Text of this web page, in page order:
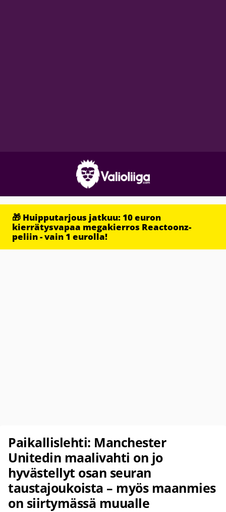
🎁 Huipputarjous jatkuu: 10 euron
kierrätysvapaa megakierros Reactoonz-
peliin - vain 1 eurolla!
Paikallislehti: Manchester
Unitedin maalivahti on jo
hyvästellyt osan seuran
taustajoukoista – myös maanmies
on siirtymässä muualle